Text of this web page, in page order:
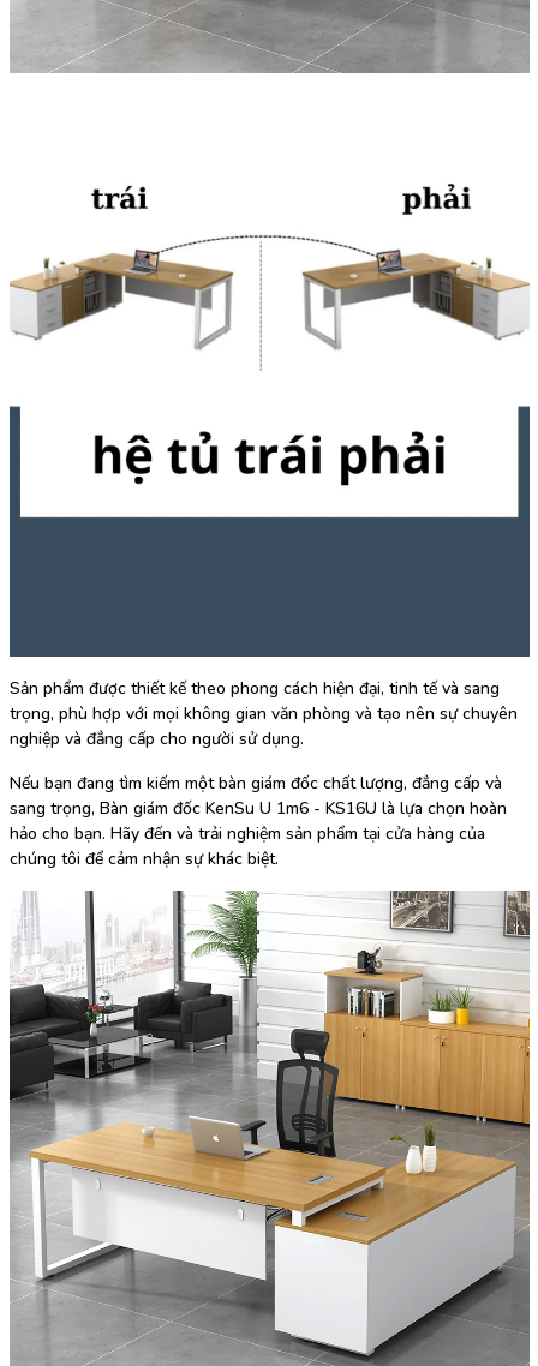
Sản phẩm được thiết kế theo phong cách hiện đại, tinh tế và sang
trọng, phù hợp với mọi không gian văn phòng và tạo nên sự chuyên
nghiệp và đẳng cấp cho người sử dụng.
Nếu bạn đang tìm kiếm một bàn giám đốc chất lượng, đẳng cấp và
sang trọng, Bàn giám đốc KenSu U 1m6 - KS16U là lựa chọn hoàn
hảo cho bạn. Hãy đến và trải nghiệm sản phẩm tại cửa hàng của
chúng tôi để cảm nhận sự khác biệt.